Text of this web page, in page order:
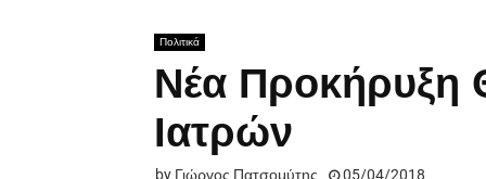
Πολιτικά
Νέα Προκήρυξη
Ιατρών
by Γιώργος Πατσομύτης 05/04/2018